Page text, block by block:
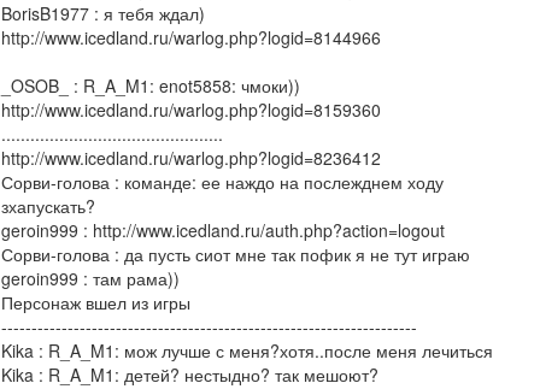
BorisB1977 : я тебя ждал)
http://www.icedland.ru/warlog.php?logid=8144966
_OSOB_ : R_A_M1: enot5858: чмоки))
http://www.icedland.ru/warlog.php?logid=8159360
..............................................
http://www.icedland.ru/warlog.php?logid=8236412
Сорви-голова : команде: ее наждо на послежднем ходу
зхапускать?
geroin999 : http://www.icedland.ru/auth.php?action=logout
Сорви-голова : да пусть сиот мне так пофик я не тут играю
geroin999 : там рама))
Персонаж вшел из игры
---------------------------------------------------------------------
Kika : R_A_M1: мож лучше с меня?хотя..после меня лечиться
Kika : R_A_M1: детей? нестыдно? так мешоют?